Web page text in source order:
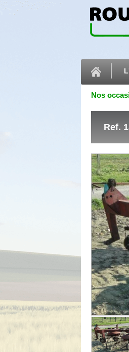
Nos
Ref.